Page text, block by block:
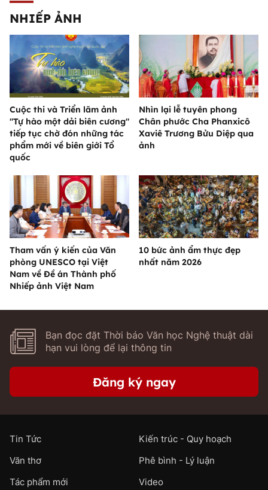
NHIẾP ẢNH
Cuộc thi và Triển lãm ảnh
"Tự hào một dải biên cương"
tiếp tục chờ đón những tác
phẩm mới về biên giới Tổ
quốc
Nhìn lại lễ tuyên phong
Chân phước Cha Phanxicô
Xaviê Trương Bửu Diệp qua
ảnh
Tham vấn ý kiến của Văn
phòng UNESCO tại Việt
Nam về Đề án Thành phố
Nhiếp ảnh Việt Nam
10 bức ảnh ẩm thực đẹp
nhất năm 2026
Bạn đọc đặt Thời báo Văn học Nghệ thuật dài
hạn vui lòng để lại thông tin
Đăng ký ngay
Tin Tức
Kiến trúc - Quy hoạch
Văn thơ
Phê bình - Lý luận
Tác phẩm mới
Video